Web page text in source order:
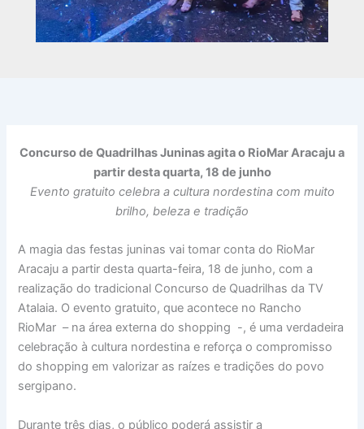
Concurso de Quadrilhas Juninas agita o RioMar Aracaju a
partir desta quarta, 18 de junho
Evento gratuito celebra a cultura nordestina com muito
brilho, beleza e tradição
A magia das festas juninas vai tomar conta do RioMar
Aracaju a partir desta quarta-feira, 18 de junho, com a
realização do tradicional Concurso de Quadrilhas da TV
Atalaia. O evento gratuito, que acontece no Rancho
RioMar – na área externa do shopping -, é uma verdadeira
celebração à cultura nordestina e reforça o compromisso
do shopping em valorizar as raízes e tradições do povo
sergipano.
Durante três dias, o público poderá assistir a